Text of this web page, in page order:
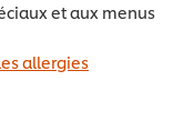
et aux menus
allergies